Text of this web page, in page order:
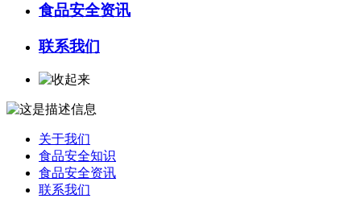
食品安全资讯
联系我们
关于我们
食品安全知识
食品安全资讯
联系我们